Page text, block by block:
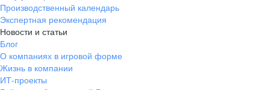
Производственный календарь
Экспертная рекомендация
Новости и статьи
Блог
О компаниях в игровой форме
Жизнь в компании
ИТ-проекты